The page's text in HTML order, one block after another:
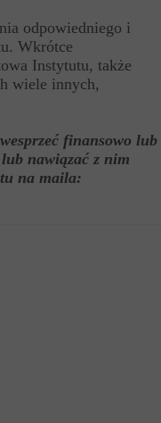
odpowiedniego i
Wkrótce
Instytutu, także
wiele innych,
finansowo lub
nawiązać z nim
na maila: